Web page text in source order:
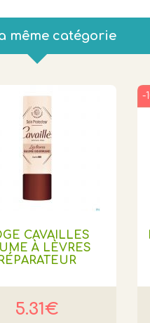
même catégorie
CAVAILLES
À LÈVRES
5.31€
-